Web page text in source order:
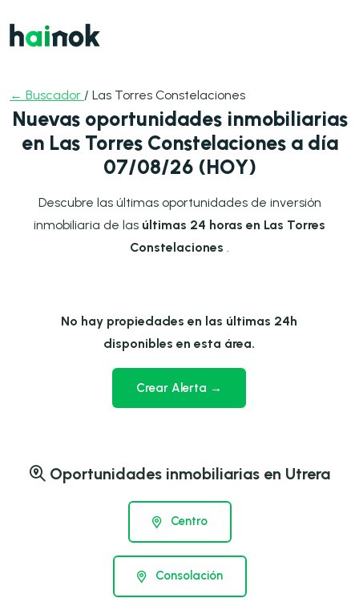
← Buscador / Las Torres Constelaciones
Nuevas oportunidades inmobiliarias
en Las Torres Constelaciones a día
07/08/26 (HOY)
Descubre las últimas oportunidades de inversión
inmobiliaria de las últimas 24 horas en Las Torres
Constelaciones
No hay propiedades en las últimas 24h
disponibles en esta área.
Crear Alerta →
Oportunidades inmobiliarias en Utrera
Centro
Consolación